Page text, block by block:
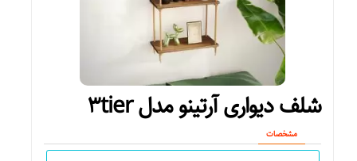
شلف دیواری آرتینو مدل ۳tier
مشخصات